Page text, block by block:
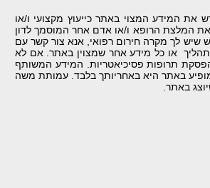
את המידע המצוי באתר כייעוץ מקצועי ו/או
את המלצת הרופא ו/או אדם אחר המוסמך לדון
שיש לך מקרה חירום רפואי, אנא צור קשר עם
או כל מידע אחר שמצוין באתר. אם לא
תרופות פסיכיאטריות. המידע המשותף
באתר היא באחריותך בלבד. עמותת משה
באתר.